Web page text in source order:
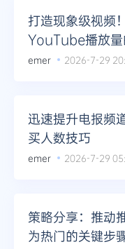
打造现象级视频
YouTube播放量
开方式
emer 2026-7-29
迅速提升电报频
买人数技巧
emer 2026-7-29
策略分享：推动
为热门的关键步